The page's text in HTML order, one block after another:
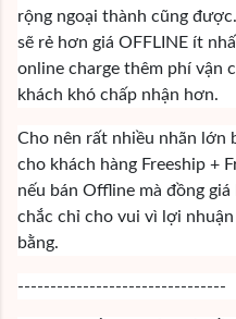
rộng ngoại thành cũng
sẽ rẻ hơn giá OFFLINE ít
online charge thêm phí vận
khách khó chấp nhận hơn.
Cho nên rất nhiều nhãn lớn
cho khách hàng Freeship +
nếu bán Offline mà đồng
chắc chỉ cho vui vì lợi
bằng.
--------------------------------